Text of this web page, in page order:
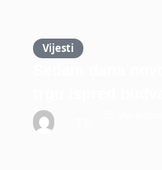
Vijesti